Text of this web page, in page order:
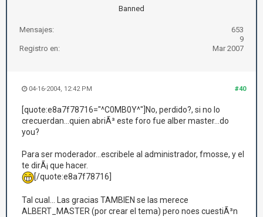
Banned
Mensajes:
653
9
Registro en:
Mar 2007
#40
04-16-2004, 12:42 PM
[quote:e8a7f78716="^C0MB0Y^"]No, perdido?, si no lo
crecuerdan...quien abriÃ³ este foro fue alber master...do
you?
Para ser moderador...escribele al administrador, fmosse, y el
te dirÃ¡ que hacer.
[/quote:e8a7f78716]
Tal cual... Las gracias TAMBIEN se las merece
ALBERT_MASTER (por crear el tema) pero noes cuestiÃ³n